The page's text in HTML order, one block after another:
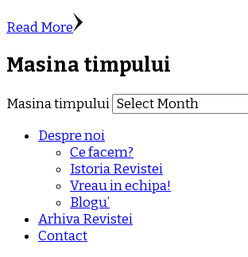
Read More
Masina timpului
Masina timpului
Despre noi
Ce facem?
Istoria Revistei
Vreau in echipa!
Blogu’
Arhiva Revistei
Contact